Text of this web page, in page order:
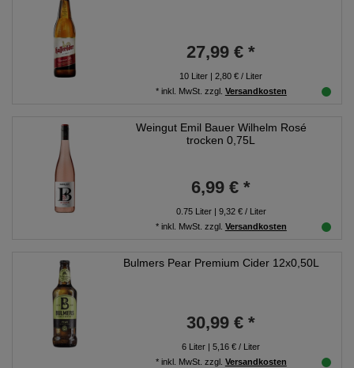
27,99 € *
10 Liter | 2,80 € / Liter
* inkl. MwSt. zzgl. Versandkosten
Weingut Emil Bauer Wilhelm Rosé
trocken 0,75L
6,99 € *
0.75Liter| 9,32 € / Liter
* inkl. MwSt. zzgl. Versandkosten
Bulmers Pear Premium Cider 12x0,50L
30,99 € *
6 Liter | 5,16 € / Liter
* inkl. MwSt. zzgl. Versandkosten